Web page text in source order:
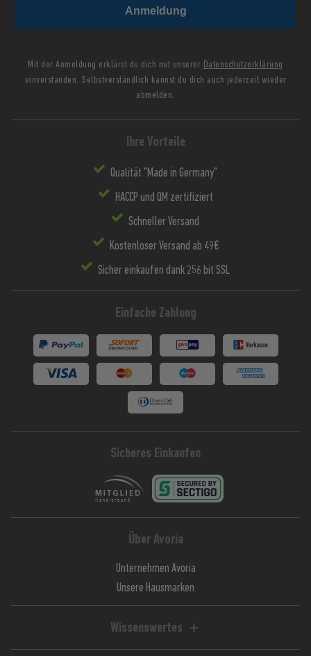
Anmeldung
Mit der Anmeldung erklärst du dich mit unserer Datenschutzerklärung
einverstanden. Selbstverständlich kannst du dich auch jederzeit wieder
abmelden.
Ihre Vorteile
Qualität "Made in Germany"
HACCP und QM zertifiziert
Schneller Versand
Kostenloser Versand ab 49€
Sicher einkaufen dank 256 bit SSL
Einfache Zahlung
Sicheres Einkaufen
Über Avoria
Unternehmen Avoria
Unsere Hausmarken
Wissenswertes